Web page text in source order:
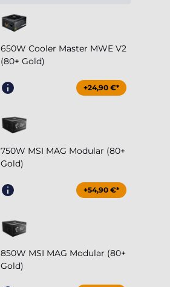
650W Cooler Master MWE V2
(80+ Gold)
+24,90 €*
750W MSI MAG Modular (80+
Gold)
+54,90 €*
850W MSI MAG Modular (80+
Gold)